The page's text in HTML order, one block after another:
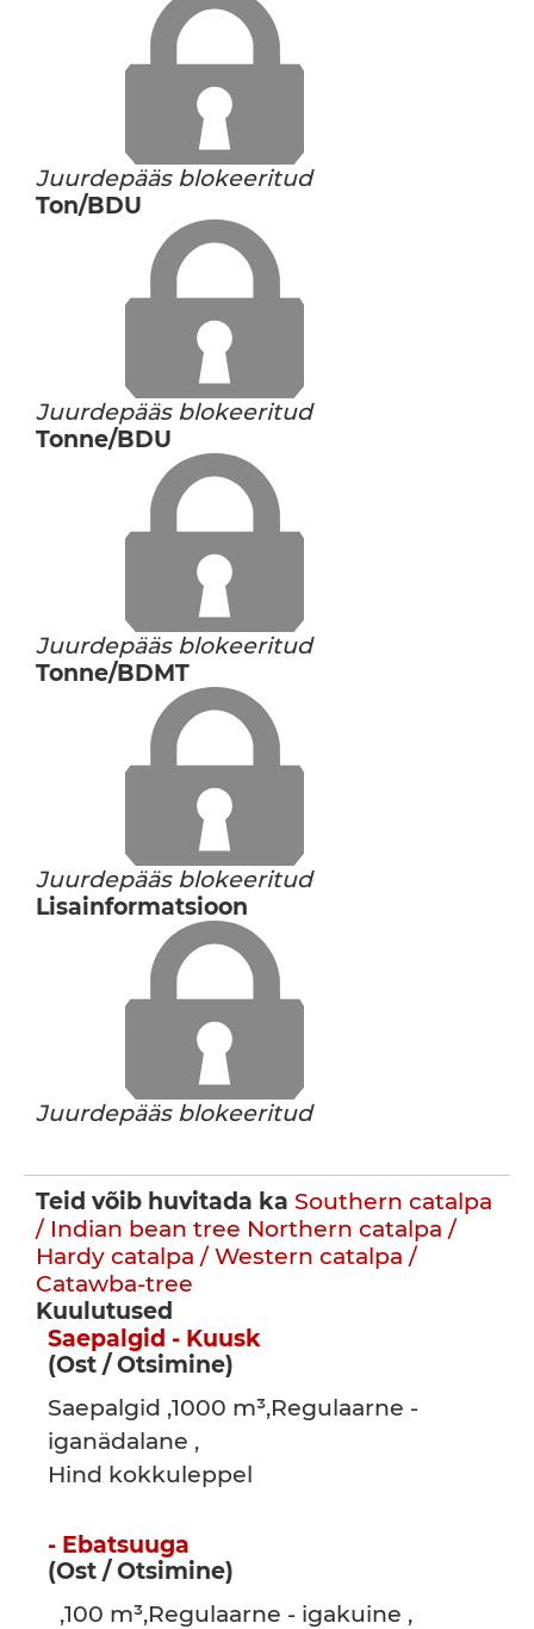
Juurdepääs blokeeritud
Ton/BDU
Juurdepääs blokeeritud
Tonne/BDU
Juurdepääs blokeeritud
Tonne/BDMT
Juurdepääs blokeeritud
Lisainformatsioon
Juurdepääs blokeeritud
Teid võib huvitada ka Southern catalpa
/ Indian bean tree Northern catalpa /
Hardy catalpa / Western catalpa /
Catawba-tree
Kuulutused
Saepalgid - Kuusk
(Ost / Otsimine)
Saepalgid ,1000 m³,Regulaarne -
iganädalane ,
Hind kokkuleppel
- Ebatsuuga
(Ost / Otsimine)
,100 m³,Regulaarne - igakuine ,